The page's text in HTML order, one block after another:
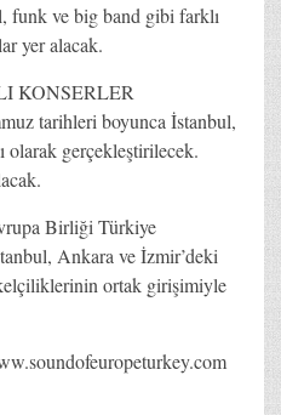
funk ve big band gibi farklı
yer alacak.
KONSERLER
tarihleri boyunca İstanbul,
olarak gerçekleştirilecek.
Birliği Türkiye
Ankara ve İzmir’deki
ortak girişimiyle